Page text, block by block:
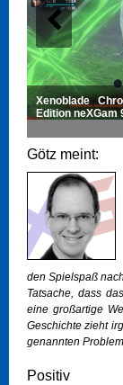
Xenoblade
Edition neXGam
Götz meint:
den Spielspaß
Tatsache, dass
eine großartige
Geschichte zieht
genannten
Positiv